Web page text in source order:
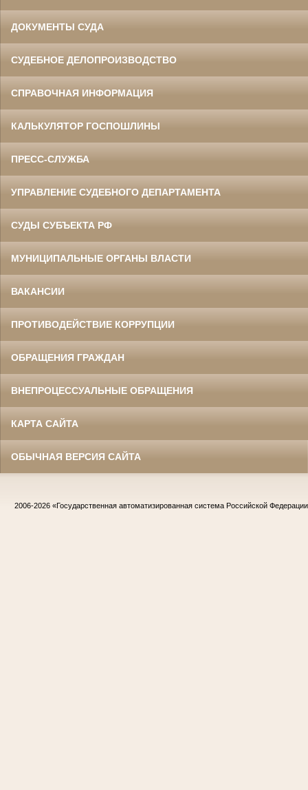
ДОКУМЕНТЫ СУДА
СУДЕБНОЕ ДЕЛОПРОИЗВОДСТВО
СПРАВОЧНАЯ ИНФОРМАЦИЯ
КАЛЬКУЛЯТОР ГОСПОШЛИНЫ
ПРЕСС-СЛУЖБА
УПРАВЛЕНИЕ СУДЕБНОГО ДЕПАРТАМЕНТА
СУДЫ СУБЪЕКТА РФ
МУНИЦИПАЛЬНЫЕ ОРГАНЫ ВЛАСТИ
ВАКАНСИИ
ПРОТИВОДЕЙСТВИЕ КОРРУПЦИИ
ОБРАЩЕНИЯ ГРАЖДАН
ВНЕПРОЦЕССУАЛЬНЫЕ ОБРАЩЕНИЯ
КАРТА САЙТА
ОБЫЧНАЯ ВЕРСИЯ САЙТА
2006-2026 «Государственная автоматизированная система Российской